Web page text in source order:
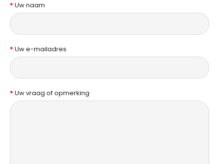
Uw naam
Uw e-mailadres
Uw vraag of opmerking